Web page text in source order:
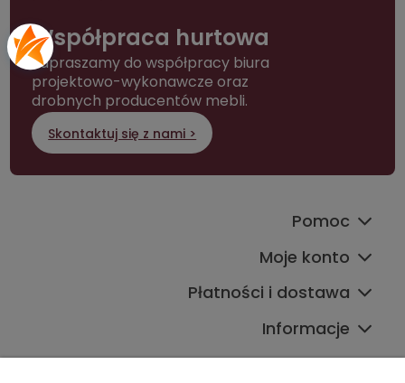
Współpraca hurtowa
Zapraszamy do współpracy biura
projektowo-wykonawcze oraz
drobnych producentów mebli.
Skontaktuj się z nami >
Pomoc
Moje konto
Płatności i dostawa
Informacje
Kontakt ze sklepem